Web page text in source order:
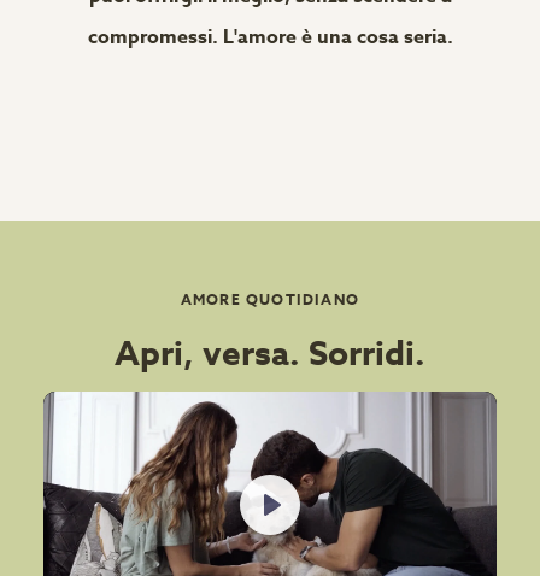
compromessi. L'amore è una cosa seria.
AMORE QUOTIDIANO
Apri, versa. Sorridi.
Play